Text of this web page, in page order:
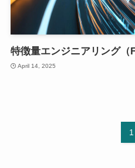
特徴量エンジニアリング（
April 14, 2025
1